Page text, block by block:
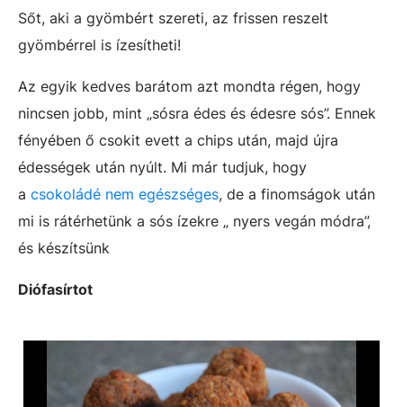
Sőt, aki a gyömbért szereti, az frissen reszelt
gyömbérrel is ízesítheti!
Az egyik kedves barátom azt mondta régen, hogy
nincsen jobb, mint „sósra édes és édesre sós”. Ennek
fényében ő csokit evett a chips után, majd újra
édességek után nyúlt. Mi már tudjuk, hogy
a csokoládé nem egészséges, de a finomságok után
mi is rátérhetünk a sós ízekre „ nyers vegán módra”,
és készítsünk
Diófasírtot